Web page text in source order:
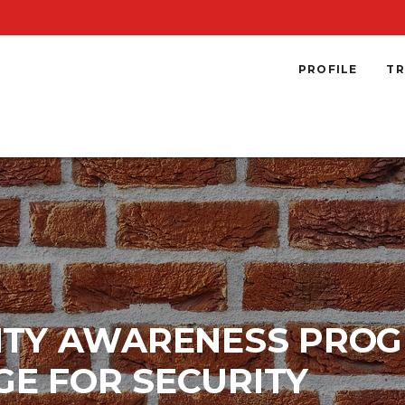
PROFILE
AWARENESS
FOR SECURITY